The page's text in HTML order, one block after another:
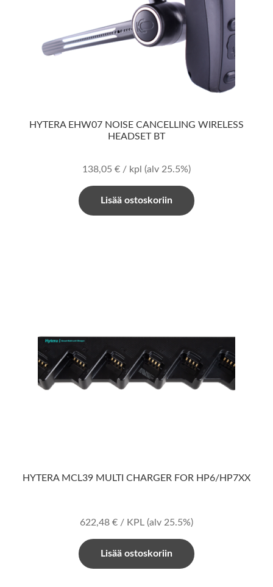
HYTERA EHW07 NOISE CANCELLING WIRELESS
HEADSET BT
138,05 € / kpl (alv 25.5%)
Lisää ostoskoriin
HYTERA MCL39 MULTI CHARGER FOR HP6/HP7XX
622,48 € / KPL (alv 25.5%)
Lisää ostoskoriin